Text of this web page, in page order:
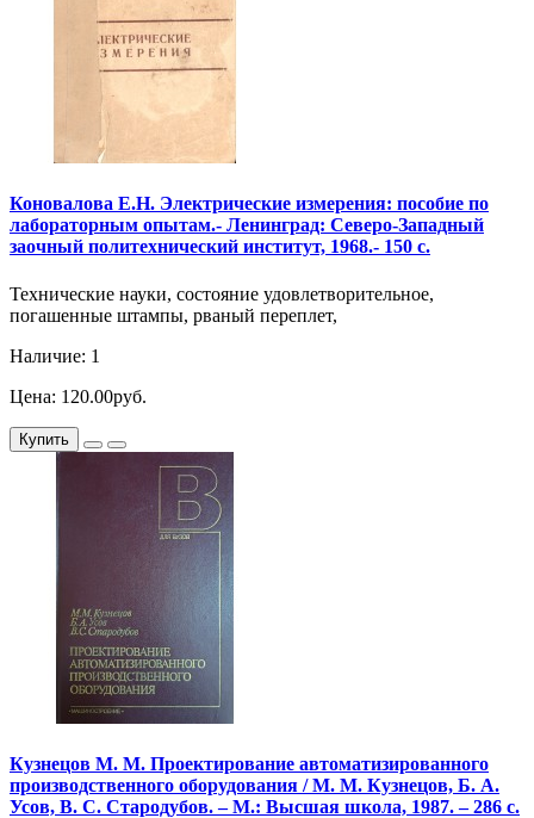
Коновалова Е.Н. Электрические измерения: пособие по
лабораторным опытам.- Ленинград: Северо-Западный
заочный политехнический институт, 1968.- 150 с.
Технические науки, состояние удовлетворительное,
погашенные штампы, рваный переплет,
Наличие: 1
Цена: 120.00руб.
Купить
Кузнецов М. М. Проектирование автоматизированного
производственного оборудования / М. М. Кузнецов, Б. А.
Усов, В. С. Стародубов. – М.: Высшая школа, 1987. – 286 с.